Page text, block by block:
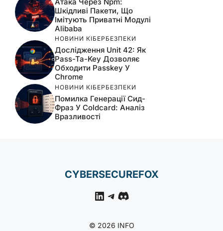
Шкідливі Пакети, Що
Імітують Приватні Модулі
Alibaba
НОВИНИ КІБЕРБЕЗПЕКИ
Дослідження Unit 42: Як
Pass-Ta-Key Дозволяє
Обходити Passkey У
Chrome
НОВИНИ КІБЕРБЕЗПЕКИ
Помилка Генерації Сид-
Фраз У Coldcard: Аналіз
Вразливості
CYBERSECUREFOX
LinkedIn
Telegram
Discord
© 2026 INFO